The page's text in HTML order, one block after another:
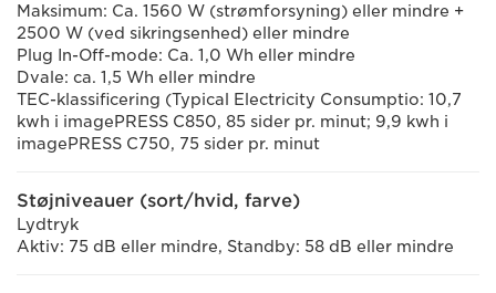
Maksimum: Ca. 1560 W (strømforsyning) eller mindre +
2500 W (ved sikringsenhed) eller mindre
Plug In-Off-mode: Ca. 1,0 Wh eller mindre
Dvale: ca. 1,5 Wh eller mindre
TEC-klassificering (Typical Electricity Consumptio: 10,7
kwh i imagePRESS C850, 85 sider pr. minut; 9,9 kwh i
imagePRESS C750, 75 sider pr. minut
Støjniveauer (sort/hvid, farve)
Lydtryk
Aktiv: 75 dB eller mindre, Standby: 58 dB eller mindre